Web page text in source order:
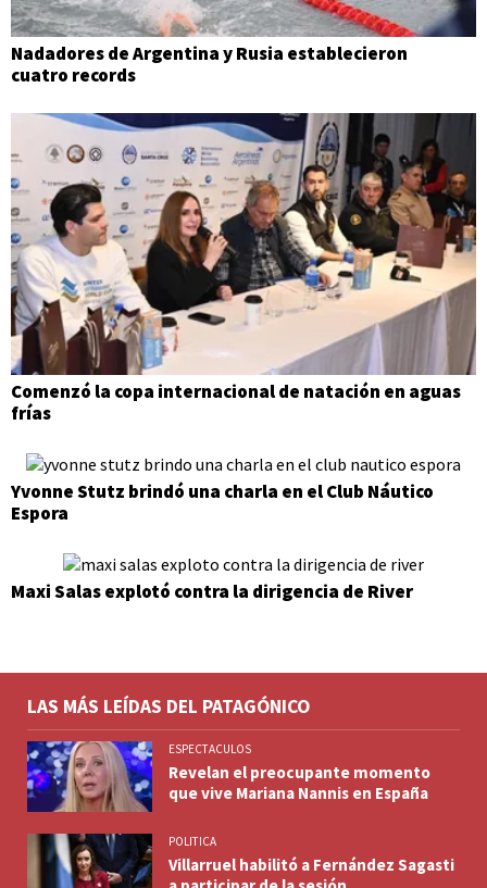
Nadadores de Argentina y Rusia establecieron
cuatro records
Comenzó la copa internacional de natación en aguas
frías
Yvonne Stutz brindó una charla en el Club Náutico
Espora
Maxi Salas explotó contra la dirigencia de River
LAS MÁS LEÍDAS DEL PATAGÓNICO
ESPECTACULOS
Revelan el preocupante momento
que vive Mariana Nannis en España
POLITICA
Villarruel habilitó a Fernández Sagasti